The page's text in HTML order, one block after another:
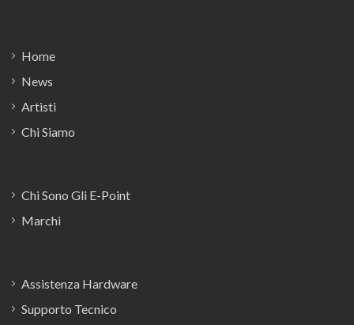
Home
News
Artisti
Chi Siamo
Chi Sono Gli E-Point
Marchi
Assistenza Hardware
Supporto Tecnico